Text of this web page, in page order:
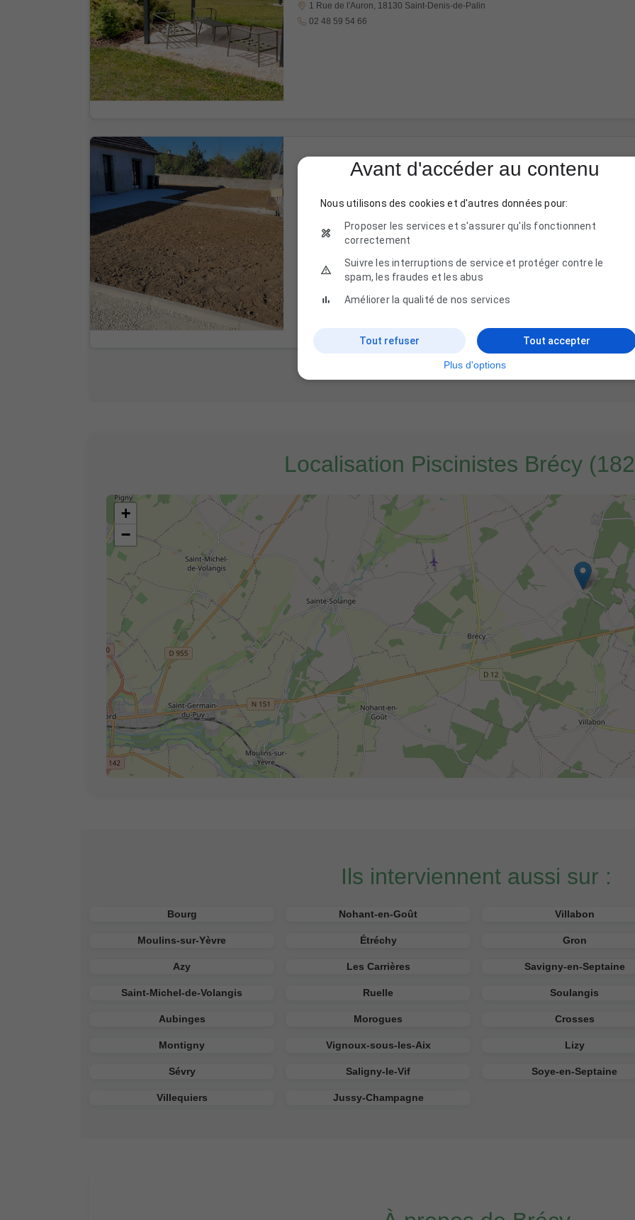
1 Rue de l'Auron, 18130 Saint-Denis-de-Palin
02 48 59 54 66
9 Rte des Templiers, 18220 Brécy
Localisation Piscinistes Brécy
+
−
Ils interviennent aussi sur :
Bourg Nohant-en-Goût Villabon
Moulins-sur-Yèvre Étréchy Gron
Azy Les Carrières Savigny-en-Septaine
Saint-Michel-de-Volangis Ruelle Soulangis
Aubinges Morogues Crosses
Montigny Vignoux-sous-les-Aix Lizy
Sévry Saligny-le-Vif Soye-en-Septaine
Villequiers Jussy-Champagne
Avant d'accéder au contenu
Nous utilisons des cookies et d'autres données pour:
Proposer les services et s'assurer qu'ils fonctionnent
correctement
Suivre les interruptions de service et protéger contre le
spam, les fraudes et les abus
Améliorer la qualité de nos services
Tout refuser Tout accepter
Plus d'options